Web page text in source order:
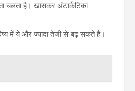
चलता है। खासकर अंटार्कटिका
में ये और ज्यादा तेजी से बढ़ सकते हैं।